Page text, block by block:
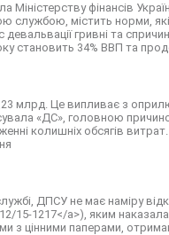
Міністерству фінансів
містить норми,
гривні та
становить 34% ВВП та
млрд. Це випливає з
«ДС», головною
колишніх обсягів
ДПСУ не має наміру
1217</a>), яким наказала
з цінними паперами,